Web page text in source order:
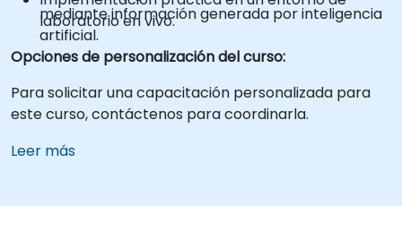
mediante información generada por inteligencia
artificial.
laboratorio en vivo.
Opciones de personalización del curso:
Para solicitar una capacitación personalizada para
este curso, contáctenos para coordinarla.
Leer más